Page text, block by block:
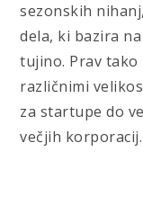
sezonskih
dela, ki bazira
tujino. Prav
različnimi
za startupe do
večjih korporacij.